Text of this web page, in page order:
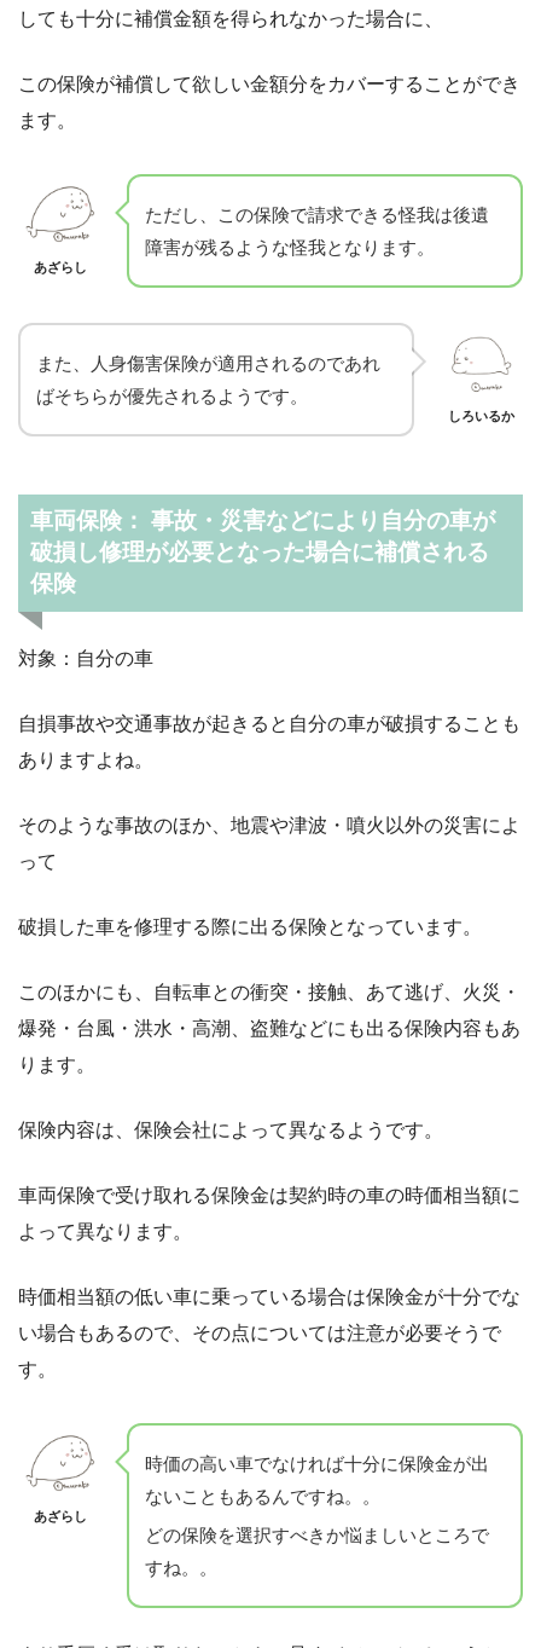
しても十分に補償金額を得られなかった場合に、
この保険が補償して欲しい金額分をカバーすることができ
ます。
あざらし
ただし、この保険で請求できる怪我は後遺
障害が残るような怪我となります。
しろいるか
また、人身傷害保険が適用されるのであれ
ばそちらが優先されるようです。
車両保険： 事故・災害などにより自分の車が
破損し修理が必要となった場合に補償される
保険
対象：自分の車
自損事故や交通事故が起きると自分の車が破損することも
ありますよね。
そのような事故のほか、地震や津波・噴火以外の災害によ
って
破損した車を修理する際に出る保険となっています。
このほかにも、自転車との衝突・接触、あて逃げ、火災・
爆発・台風・洪水・高潮、盗難などにも出る保険内容もあ
ります。
保険内容は、保険会社によって異なるようです。
車両保険で受け取れる保険金は契約時の車の時価相当額に
よって異なります。
時価相当額の低い車に乗っている場合は保険金が十分でな
い場合もあるので、その点については注意が必要そうで
す。
あざらし
時価の高い車でなければ十分に保険金が出
ないこともあるんですね。。
どの保険を選択すべきか悩ましいところで
すね。。